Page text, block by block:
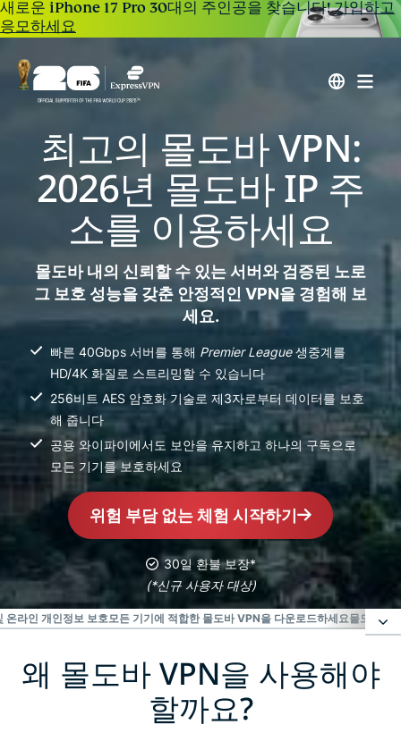
새로운 iPhone 17 Pro 30대의 주인공을 찾습니다!가입하고
응모하세요
최고의 몰도바 VPN:
2026년 몰도바 IP 주
소를 이용하세요
몰도바 내의 신뢰할 수 있는 서버와 검증된 노로
그 보호 성능을 갖춘 안정적인 VPN을 경험해 보
세요.
빠른 40Gbps 서버를 통해 Premier League생중계를
HD/4K 화질로 스트리밍할 수 있습니다
256비트 AES 암호화 기술로 제3자로부터 데이터를 보호
해 줍니다
공용 와이파이에서도 보안을 유지하고 하나의 구독으로
모든 기기를 보호하세요
위험 부담 없는 체험 시작하기
30일 환불 보장*
(*신규 사용자 대상)
온라인 개인정보 보호모든 기기에 적합한 몰도바 VPN을 다운로드하세요몰도바 사
왜 몰도바 VPN을 사용해야 할까요?
몰도바 VPN 이용하는 방법 간단한 3단계
왜 몰도바 VPN을 사용해야
할까요?